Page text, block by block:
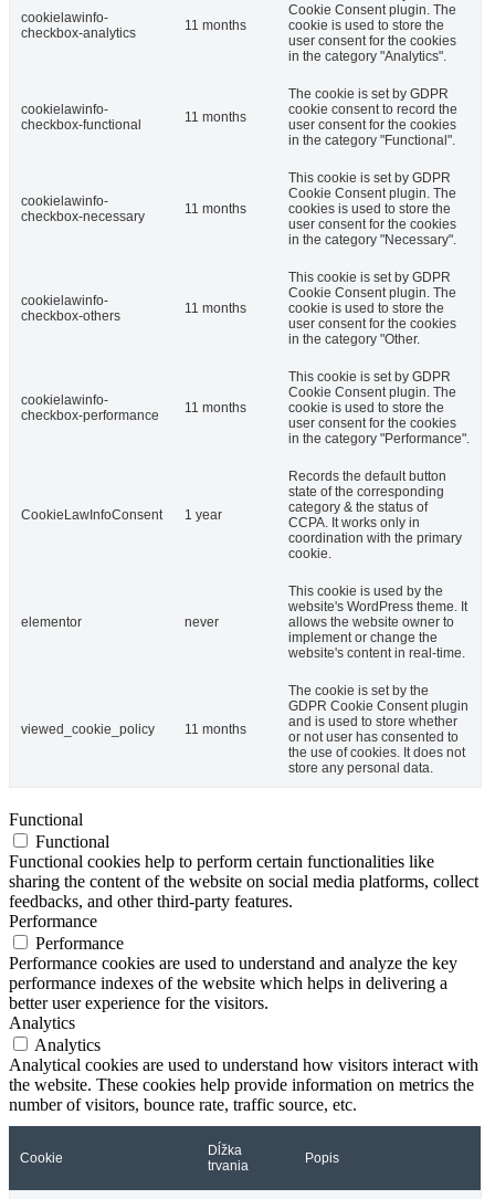
cookielawinfo-
checkbox-analytics
11 months
Cookie Consent plugin. The
cookie is used to store the
user consent for the cookies
in the category "Analytics".
cookielawinfo-
checkbox-functional
11 months
The cookie is set by GDPR
cookie consent to record the
user consent for the cookies
in the category "Functional".
cookielawinfo-
checkbox-necessary
11 months
This cookie is set by GDPR
Cookie Consent plugin. The
cookies is used to store the
user consent for the cookies
in the category "Necessary".
cookielawinfo-
checkbox-others
11 months
This cookie is set by GDPR
Cookie Consent plugin. The
cookie is used to store the
user consent for the cookies
in the category "Other.
cookielawinfo-
checkbox-performance
11 months
This cookie is set by GDPR
Cookie Consent plugin. The
cookie is used to store the
user consent for the cookies
in the category "Performance".
CookieLawInfoConsent 1 year
Records the default button
state of the corresponding
category & the status of
CCPA. It works only in
coordination with the primary
cookie.
elementor never
This cookie is used by the
website's WordPress theme. It
allows the website owner to
implement or change the
website's content in real-time.
viewed_cookie_policy 11 months
The cookie is set by the
GDPR Cookie Consent plugin
and is used to store whether
or not user has consented to
the use of cookies. It does not
store any personal data.
Functional
Functional
Functional cookies help to perform certain functionalities like
sharing the content of the website on social media platforms, collect
feedbacks, and other third-party features.
Performance
Performance
Performance cookies are used to understand and analyze the key
performance indexes of the website which helps in delivering a
better user experience for the visitors.
Analytics
Analytics
Analytical cookies are used to understand how visitors interact with
the website. These cookies help provide information on metrics the
number of visitors, bounce rate, traffic source, etc.
Cookie
Dĺžka
trvania
Popis